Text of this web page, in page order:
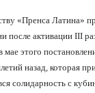
«Пренса Латина»
после активации III
мае этого
назад, которая
солидарность с